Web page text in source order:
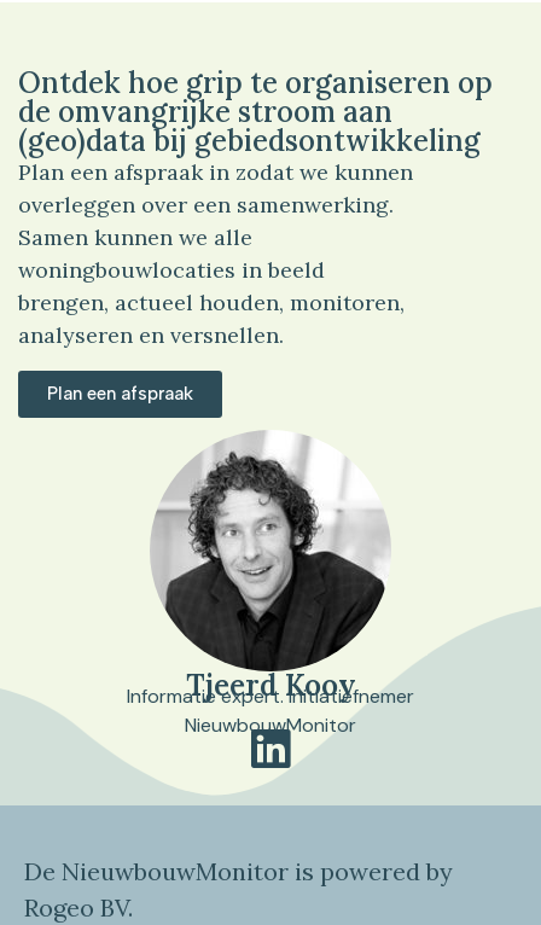
Ontdek hoe grip te organiseren op
de omvangrijke stroom aan
(geo)data bij gebiedsontwikkeling
Plan een afspraak in zodat we kunnen
overleggen over een samenwerking.
Samen kunnen we alle
woningbouwlocaties in beeld
brengen, actueel houden, monitoren,
analyseren en versnellen.
Plan een afspraak
Tjeerd Kooy
Informatie expert. Initiatiefnemer
NieuwbouwMonitor
De NieuwbouwMonitor is powered by
Rogeo BV.